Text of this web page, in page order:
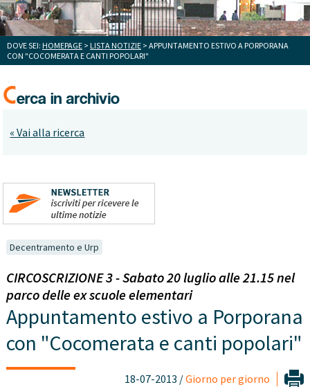
DOVE SEI: HOMEPAGE > LISTA NOTIZIE > APPUNTAMENTO ESTIVO A PORPORANA
CON "COCOMERATA E CANTI POPOLARI"
« Vai alla ricerca
Decentramento e Urp
CIRCOSCRIZIONE 3 - Sabato 20 luglio alle 21.15 nel
parco delle ex scuole elementari
Appuntamento estivo a Porporana
con "Cocomerata e canti popolari"
18-07-2013 /Giorno per giorno